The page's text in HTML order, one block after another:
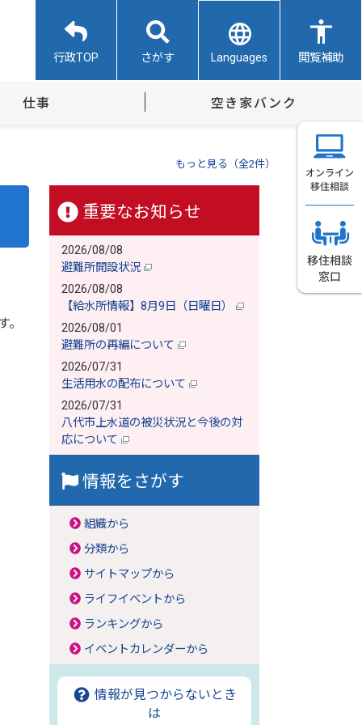
行政TOP さがす Languages 閲覧補助
仕事 空き家バンク
もっと見る（全2件）
重要なお知らせ
2026/08/08
避難所開設状況
2026/08/08
【給水所情報】8月9日（日曜日）
2026/08/01
避難所の再編について
2026/07/31
生活用水の配布について
2026/07/31
八代市上水道の被災状況と今後の対
応について
情報をさがす
組織から
分類から
サイトマップから
ライフイベントから
ランキングから
イベントカレンダーから
情報が見つからないとき
は